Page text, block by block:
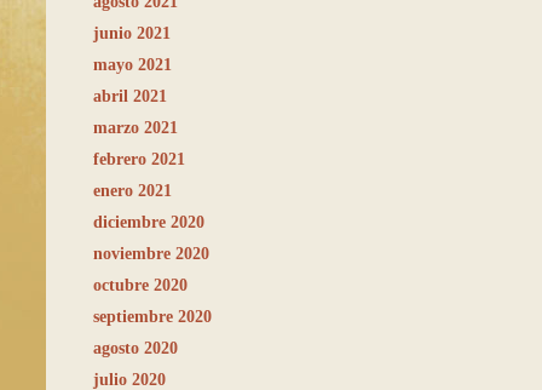
junio 2021
mayo 2021
abril 2021
marzo 2021
febrero 2021
enero 2021
diciembre 2020
noviembre 2020
octubre 2020
septiembre 2020
agosto 2020
julio 2020